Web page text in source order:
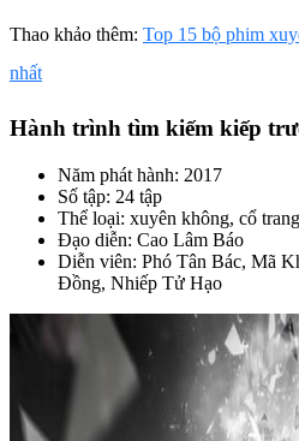
Thao khảo thêm: Top 15 bộ phim
nhất
Hành trình tìm kiếm kiếp
Năm phát hành: 2017
Số tập: 24 tập
Thể loại: xuyên không, cổ
Đạo diễn: Cao Lâm Báo
Diễn viên: Phó Tân Bác, Mã
Đồng, Nhiếp Tử Hạo